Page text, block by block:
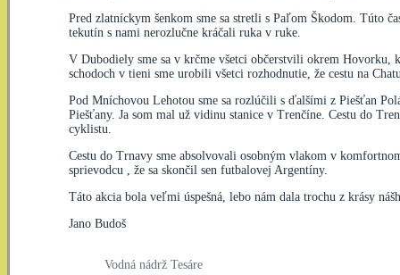
Pred zlatníckym šenkom sme sa stretli s Paľom Škodom. Túto
tekutín s nami nerozlučne kráčali ruka v ruke.
V Dubodiely sme sa v krčme všetci občerstvili okrem Hovorku,
schodoch v tieni sme urobili všetci rozhodnutie, že cestu na
Pod Mníchovou Lehotou sme sa rozlúčili s ďalšími z Piešťan
Piešťany. Ja som mal už vidinu stanice v Trenčíne. Cestu do
cyklistu.
Cestu do Trnavy sme absolvovali osobným vlakom v
sprievodcu , že sa skončil sen futbalovej Argentíny.
Táto akcia bola veľmi úspešná, lebo nám dala trochu z krásy
Jano Budoš
Vodná nádrž Tesáre